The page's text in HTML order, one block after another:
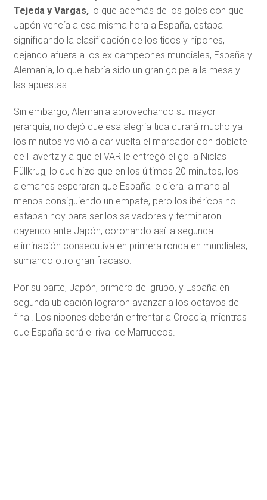
Tejeda y Vargas,lo que además de los goles con que
Japón vencía a esa misma hora a España, estaba
significando la clasificación de los ticos y nipones,
dejando afuera a los ex campeones mundiales, España y
Alemania, lo que habría sido un gran golpe a la mesa y
las apuestas.
Sin embargo, Alemania aprovechando su mayor
jerarquía, no dejó que esa alegría tica durará mucho ya
los minutos volvió a dar vuelta el marcador con doblete
de Havertz y a que el VAR le entregó el gol a Niclas
Füllkrug, lo que hizo que en los últimos 20 minutos, los
alemanes esperaran que España le diera la mano al
menos consiguiendo un empate, pero los ibéricos no
estaban hoy para ser los salvadores y terminaron
cayendo ante Japón, coronando así la segunda
eliminación consecutiva en primera ronda en mundiales,
sumando otro gran fracaso.
Por su parte, Japón, primero del grupo, y España en
segunda ubicación lograron avanzar a los octavos de
final. Los nipones deberán enfrentar a Croacia, mientras
que España será el rival de Marruecos.